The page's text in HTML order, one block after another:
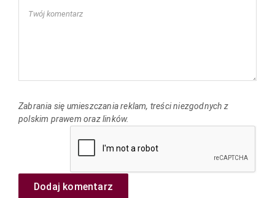
Zabrania się umieszczania reklam, treści niezgodnych z
polskim prawem oraz linków.
Dodaj komentarz